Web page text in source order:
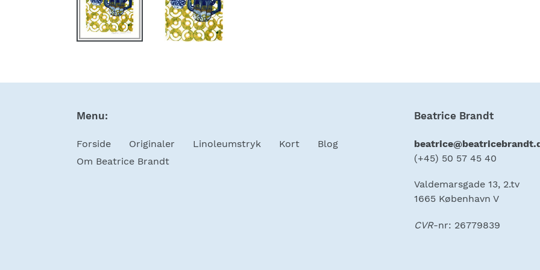
Menu:
Forside Originaler Linoleumstryk Kort
Blog
Om Beatrice Brandt
Beatrice Brandt
(+45) 50 57 45 40
Valdemarsgade 13, 2.tv
1665 København V
CVR-nr: 26779839